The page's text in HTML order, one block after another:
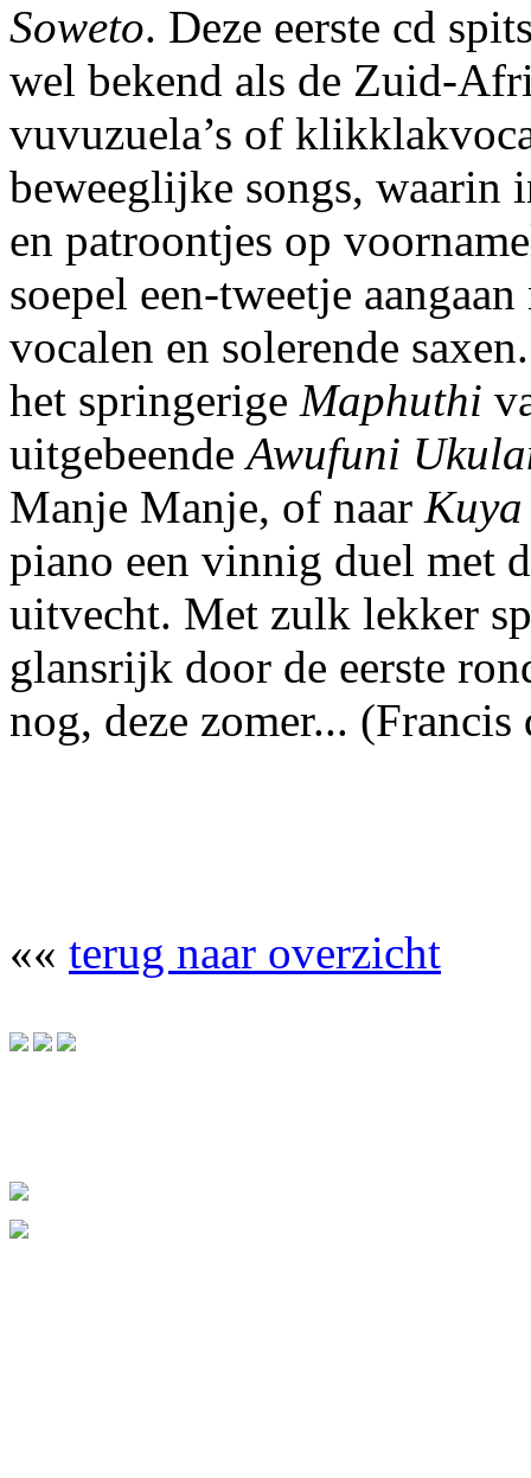
Soweto. Deze eerste cd
wel bekend als de Zuid-
vuvuzuela’s of
beweeglijke songs, waarin
en patroontjes op
soepel een-tweetje
vocalen en solerende
het springerige Maphuthi
uitgebeendeAwufuni
Manje Manje, of naar
piano een vinnig duel met
uitvecht. Met zulk lekker
glansrijk door de eerste
nog, deze zomer... (Francis
«« terug naar overzicht